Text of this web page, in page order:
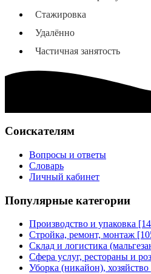
Стажировка
Удалённо
Частичная занятость
Соискателям
Вопросы и ответы
Словарь
Личный кабинет
Популярные категории
Производство и упаковка
Стройка, ремонт, монтаж
Склад и логистика
Сфера услуг, рестораны и
Уборка (никайон),